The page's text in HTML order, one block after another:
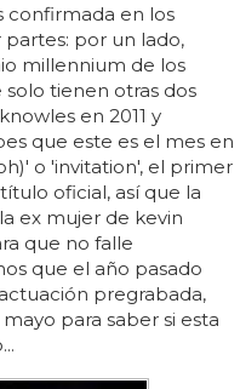
confirmada en los
por un lado,
millennium de los
tienen otras dos
en 2011 y
que este es el mes en
o 'invitation', el primer
oficial, así que la
ex mujer de kevin
que no falle
que el año pasado
pregrabada,
para saber si esta